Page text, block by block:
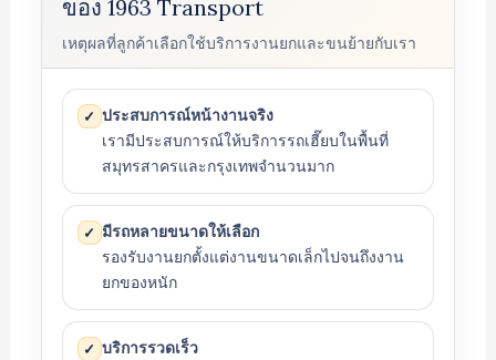
ของ 1963 Transport
เหตุผลที่ลูกค้าเลือกใช้บริการงานยกและขนย้ายกับเรา
✓ ประสบการณ์หน้างานจริง
เรามีประสบการณ์ให้บริการรถเฮี๊ยบในพื้นที่
สมุทรสาครและกรุงเทพจำนวนมาก
✓ มีรถหลายขนาดให้เลือก
รองรับงานยกตั้งแต่งานขนาดเล็กไปจนถึงงาน
ยกของหนัก
✓ บริการรวดเร็ว